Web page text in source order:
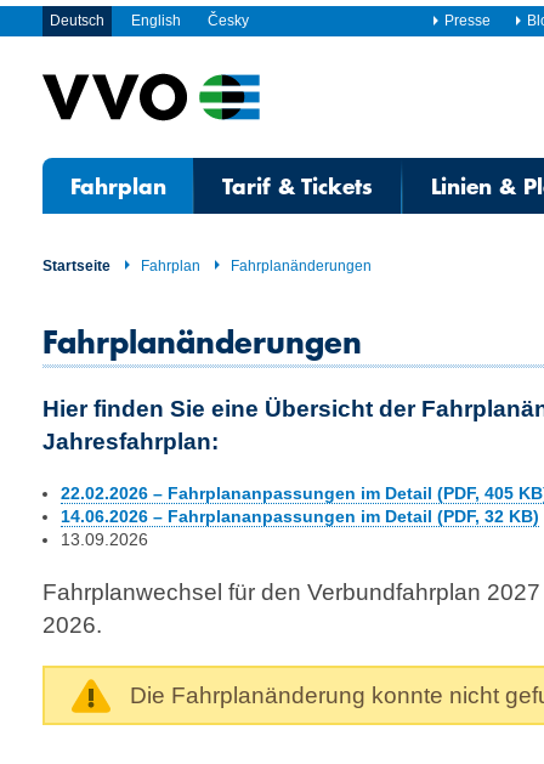
Deutsch English Česky Presse
Fahrplan Tarif & Tickets Linien &
Startseite Fahrplan Fahrplanänderungen
Fahrplanänderungen
Hier finden Sie eine Übersicht der
Jahresfahrplan:
22.02.2026 – Fahrplananpassungen im Detail (PDF, 405
14.06.2026 – Fahrplananpassungen im Detail (PDF, 32 KB)
13.09.2026
Fahrplanwechsel für den Verbundfahrplan
2026.
Die Fahrplanänderung konnte nicht